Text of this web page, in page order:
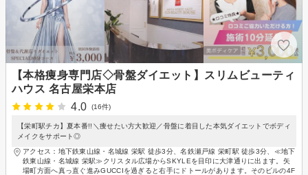
【本格痩身専門店◇骨盤ダイエット】スリムビューティ
ハウス 名古屋栄本店
4.0
(16件)
【栄町駅チカ】夏本番!!＼痩せたい方大歓迎／骨盤に着目した本気ダイエットでボディ
メイクをサポート◎
アクセス：地下鉄東山線・名城線 栄駅 徒歩3分、名鉄瀬戸線 栄町駅 徒歩3分、≪地下
鉄東山線・名城線 栄駅≫クリスタル広場からSKYLEを目印に大津通りに出ます。矢
場町方面へ真っ直ぐ進みGUCCIを過ぎると右手にドトールがあります。そのビルの4F